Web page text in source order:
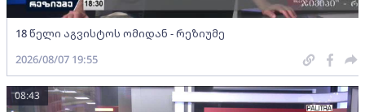
18 წელი აგვისტოს ომიდან - რეზიუმე
2026/08/07 19:55
08:43